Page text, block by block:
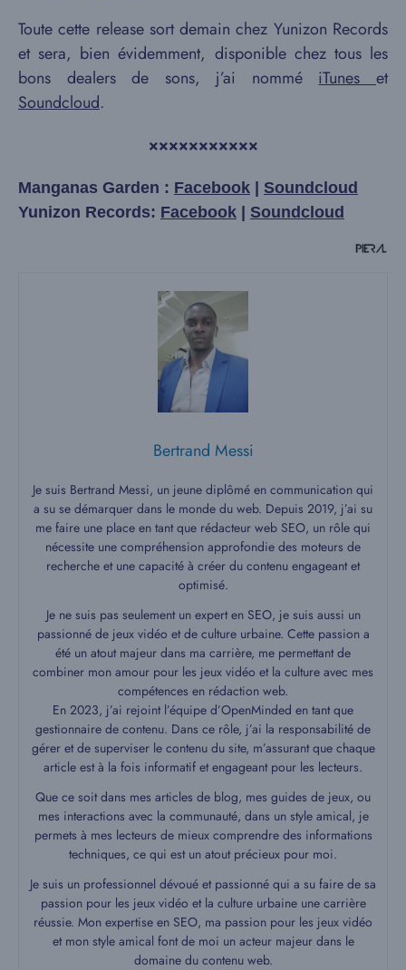
Toute cette release sort demain chez Yunizon Records
et sera, bien évidemment, disponible chez tous les
bons dealers de sons, j’ai nommé iTuneset
Soundcloud.
×××××××××××
Manganas Garden : Facebook
Soundcloud
Yunizon Records: Facebook Soundcloud
Bertrand Messi
Je suis Bertrand Messi, un jeune diplômé en communication qui
a su se démarquer dans le monde du web. Depuis 2019, j’ai su
me faire une place en tant que rédacteur web SEO, un rôle qui
nécessite une compréhension approfondie des moteurs de
recherche et une capacité à créer du contenu engageant et
optimisé.
Je ne suis pas seulement un expert en SEO, je suis aussi un
passionné de jeux vidéo et de culture urbaine. Cette passion a
été un atout majeur dans ma carrière, me permettant de
combiner mon amour pour les jeux vidéo et la culture avec mes
compétences en rédaction web.
En 2023, j’ai rejoint l’équipe d’OpenMinded en tant que
gestionnaire de contenu. Dans ce rôle, j’ai la responsabilité de
gérer et de superviser le contenu du site, m’assurant que chaque
article est à la fois informatif et engageant pour les lecteurs.
Que ce soit dans mes articles de blog, mes guides de jeux, ou
mes interactions avec la communauté, dans un style amical, je
permets à mes lecteurs de mieux comprendre des informations
techniques, ce qui est un atout précieux pour moi.
Je suis un professionnel dévoué et passionné qui a su faire de sa
passion pour les jeux vidéo et la culture urbaine une carrière
réussie. Mon expertise en SEO, ma passion pour les jeux vidéo
et mon style amical font de moi un acteur majeur dans le
domaine du contenu web.